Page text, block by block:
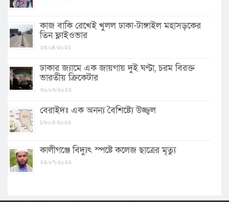
কাজ বাকি রেখেই খুলল ঢাকা-টাঙ্গাইল মহাসড়কের
তিন ফ্লাইওভার
২৫/০৪/২০২২
ঢাকার জ্যামে এক জায়গায় দুই ঘণ্টা, চরম বিরক্ত
ভারতীয় ক্রিকেটার
৩০/০৩/২০২২
বেরাইদঃ এক অনন্য বৈশিষ্ট্যে উজ্জ্বল
১৬/০৫/২০২২
কালীগঞ্জে বিদ্যুৎ স্পষ্টে কলেজ ছাত্রের মৃত্যু
২২/০৭/২০২২